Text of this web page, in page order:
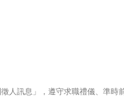
人訊息」，遵守求職禮儀、準時